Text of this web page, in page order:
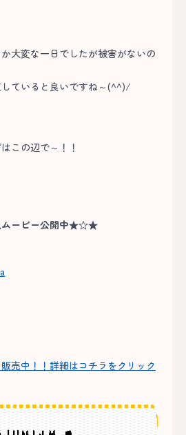
大変な一日でしたが被害がないの
ていると良いですね～(^^)/
この辺で～！！
ービー公開中★☆★
売中！！詳細はコチラをクリック